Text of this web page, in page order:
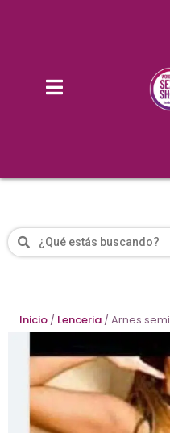
Inicio / Lenceria / Arnes semi